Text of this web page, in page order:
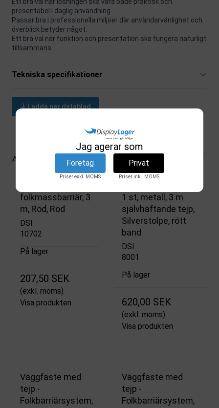
presentabel i daglig användning.
Passar bra i professionella miljöer där användarvänlighet och
överblick betyder något.
Ett bra val när funktion och presentation ska fungera naturligt
tillsammans.
Tekniska specifikationer
Ladda ner datablad
Relaterade produkter
Alla produkter
folkmassbarriär, 3
m, Röd, Röd
DSI
10702
På lager
207,50 SEK
(exkl. moms)
Visa produkten
1 st, metall, 3 m
självhäftande tejp,
Silverstolpe, rött
band
DSI
8001
På lager
620,00 SEK
(exkl. moms)
Visa produkten
Väggfäste med
tejp -
Folkbarriärsystem,
Väggfäste med
tejp -
Folkbarriärsystem,
Jag agerar som
Företag
Priser exkl. MOMS
Privat
Priser inkl. MOMS